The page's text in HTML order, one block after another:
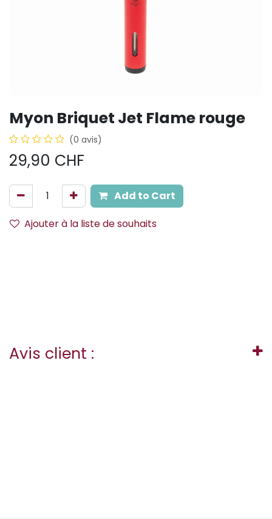
Myon Briquet Jet Flame rouge
(0 avis)
29,90 CHF
Add to Cart
Ajouter à la liste de souhaits
Avis client :